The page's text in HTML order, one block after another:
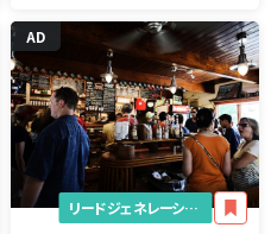
AD
リードジェネレーション